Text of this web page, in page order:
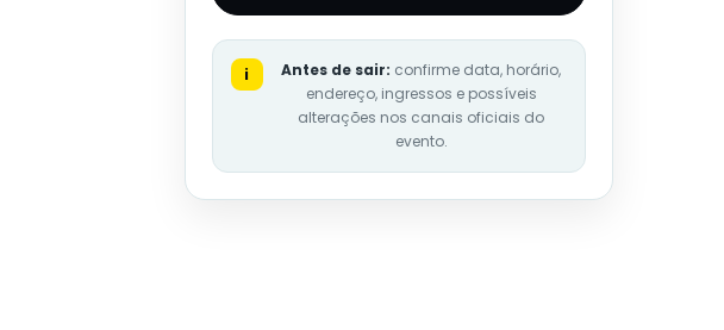
i Antes de sair: confirme data, horário,
endereço, ingressos e possíveis
alterações nos canais oficiais do
evento.